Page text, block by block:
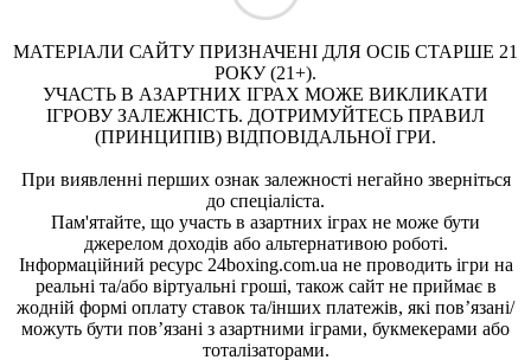
МАТЕРІАЛИ САЙТУ ПРИЗНАЧЕНІ ДЛЯ ОСІБ СТАРШЕ 21
РОКУ (21+).
УЧАСТЬ В АЗАРТНИХ ІГРАХ МОЖЕ ВИКЛИКАТИ
ІГРОВУ ЗАЛЕЖНІСТЬ. ДОТРИМУЙТЕСЬ ПРАВИЛ
(ПРИНЦИПІВ) ВІДПОВІДАЛЬНОЇ ГРИ.
При виявленні перших ознак залежності негайно зверніться
до спеціаліста.
Пам'ятайте, що участь в азартних іграх не може бути
джерелом доходів або альтернативою роботі.
Інформаційний ресурс 24boxing.com.ua не проводить ігри на
реальні та/або віртуальні гроші, також сайт не приймає в
жодній формі оплату ставок та/інших платежів, які пов’язані/
можуть бути пов’язані з азартними іграми, букмекерами або
тоталізаторами.